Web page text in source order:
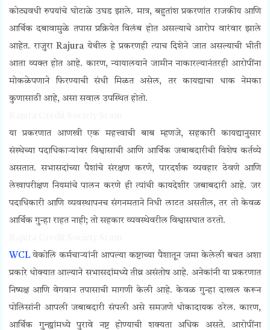
कोट्यवधी रुपयांचे घोटाळे उघड झाले. मात्र, बहुतांश प्रकरणांत राजकीय आणि
आर्थिक दबावामुळे तपास प्रक्रियेत विलंब होत असल्याचे आरोप वारंवार झाले
आहेत. राजुरा Rajura येथील हे प्रकरणही त्याच दिशेने जात असल्याची भीती
आता व्यक्त होत आहे. कारण, न्यायालयाने जामीन नाकारल्यानंतरही आरोपींना
मोकळेपणाने फिरण्याची संधी मिळत असेल, तर कायद्याचा धाक नेमका
कुणासाठी आहे, असा सवाल उपस्थित होतो.
या प्रकरणात आणखी एक महत्त्वाची बाब म्हणजे, सहकारी कायद्यानुसार
संस्थेच्या पदाधिकाऱ्यांवर विश्वासाची आणि आर्थिक जबाबदारीची विशेष कर्तव्ये
असतात. सभासदांच्या पैशांचे संरक्षण करणे, पारदर्शक व्यवहार ठेवणे आणि
लेखापरीक्षण नियमांचे पालन करणे ही त्यांची कायदेशीर जबाबदारी आहे. जर
पदाधिकारी आणि व्यवस्थापनच संगनमताने निधी लाटत असतील, तर तो केवळ
आर्थिक गुन्हा राहत नाही; तो सहकार व्यवस्थेवरील विश्वासघात ठरतो.
WCLवेकोलि कर्मचाऱ्यांनी आपल्या कष्टाच्या पैशातून जमा केलेली बचत अशा
प्रकारे धोक्यात आल्याने सभासदांमध्ये तीव्र असंतोष आहे. अनेकांनी या प्रकरणात
निष्पक्ष आणि वेगवान तपासाची मागणी केली आहे. केवळ गुन्हा दाखल करून
पोलिसांनी आपली जबाबदारी संपली असे समजणे धोकादायक ठरेल. कारण,
आर्थिक गुन्ह्यांमध्ये पुरावे नष्ट होण्याची शक्यता अधिक असते. आरोपींना